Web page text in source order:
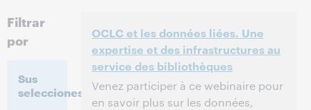
Filtrar
por
Sus
selecciones:
OCLC et les données liées. Une
expertise et des infrastructures au
service des bibliothèques
Venez participer à ce webinaire pour
en savoir plus sur les données,